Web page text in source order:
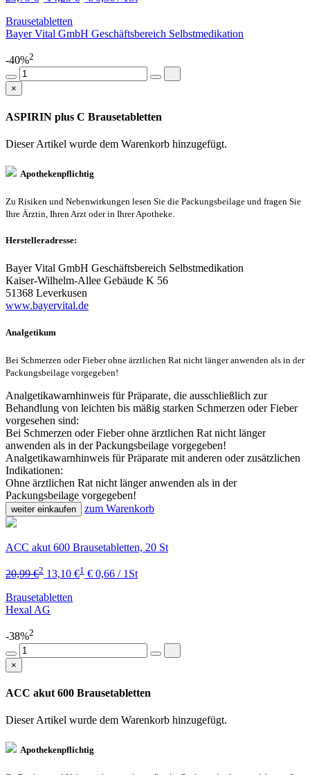
Brausetabletten
Bayer Vital GmbH Geschäftsbereich Selbstmedikation
-40%2
×
ASPIRIN plus C Brausetabletten
Dieser Artikel wurde dem Warenkorb hinzugefügt.
Apothekenpflichtig
Zu Risiken und Nebenwirkungen lesen Sie die Packungsbeilage und fragen Sie
Ihre Ärztin, Ihren Arzt oder in Ihrer Apotheke.
Herstelleradresse:
Bayer Vital GmbH Geschäftsbereich Selbstmedikation
Kaiser-Wilhelm-Allee Gebäude K 56
51368 Leverkusen
www.bayervital.de
Analgetikum
Bei Schmerzen oder Fieber ohne ärztlichen Rat nicht länger anwenden als in der
Packungsbeilage vorgegeben!
Analgetikawarnhinweis für Präparate, die ausschließlich zur
Behandlung von leichten bis mäßig starken Schmerzen oder Fieber
vorgesehen sind:
Bei Schmerzen oder Fieber ohne ärztlichen Rat nicht länger
anwenden als in der Packungsbeilage vorgegeben!
Analgetikawarnhinweis für Präparate mit anderen oder zusätzlichen
Indikationen:
Ohne ärztlichen Rat nicht länger anwenden als in der
Packungsbeilage vorgegeben!
weiter einkaufen zum Warenkorb
ACC akut 600 Brausetabletten, 20 St
20,99 €2 13,10 €1 € 0,66 / 1St
Brausetabletten
Hexal AG
-38%2
×
ACC akut 600 Brausetabletten
Dieser Artikel wurde dem Warenkorb hinzugefügt.
Apothekenpflichtig